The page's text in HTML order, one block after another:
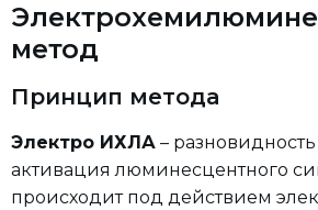
метод
Принцип метода
Электро ИХЛА –
активация люминесцентного
происходит под действием